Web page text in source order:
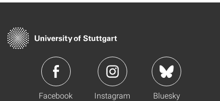
Facebook Instagram Bluesky